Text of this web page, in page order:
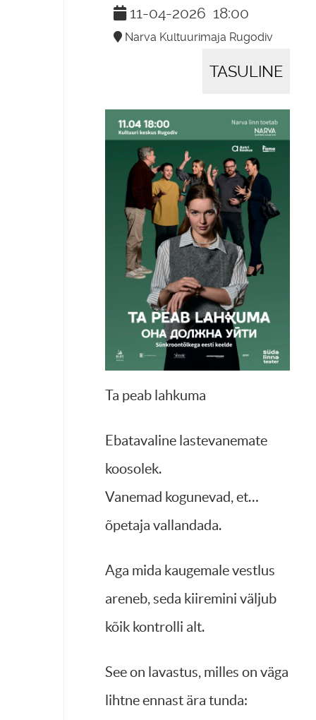
11-04-2026 18:00
Narva Kultuurimaja Rugodiv
TASULINE
Ta peab lahkuma
Ebatavaline lastevanemate
koosolek.
Vanemad kogunevad, et…
õpetaja vallandada.
Aga mida kaugemale vestlus
areneb, seda kiiremini väljub
kõik kontrolli alt.
See on lavastus, milles on väga
lihtne ennast ära tunda: